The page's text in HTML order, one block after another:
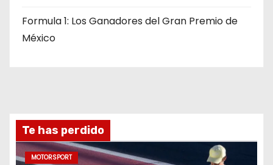
Formula 1: Los Ganadores del Gran Premio de
México
Te has perdido
MOTORSPORT